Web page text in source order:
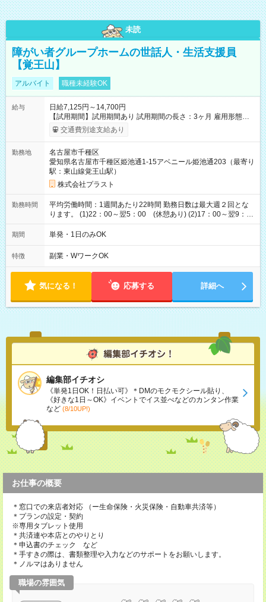
未読
障がい者グループホームの世話人・生活支援員
【覚王山】
アルバイト 職種未経験OK
給与
日給7,125円～14,700円
【試用期間】試用期間あり 試用期間の長さ：3ヶ月 雇用形態、
給与は本採用時と同じです。
交通費別途支給あり
勤務地
名古屋市千種区
愛知県名古屋市千種区姫池通1-15アベニール姫池通203（最寄り
駅：東山線覚王山駅）
株式会社プラスト
勤務時間
平均労働時間：1週間あたり22時間 勤務日数は最大週２回とな
ります。 (1)22：00～翌5：00 (休憩あり) (2)17：00～翌9：
00 (休憩あり) ３６協定提出済 平均労働時間：1週間あたり22
時間 勤務日数は最大週２回となります。 (1)22：00～翌5：00
期間 単発・1日のみOK
特徴 副業・WワークOK
気になる！ 応募する 詳細へ
編集部イチオシ
《単発1日OK！日払い可》＊DMのモクモクシール貼り、
《好きな1日～OK》イベントでイス並べなどのカンタン作業
など (8/10UP!)
お仕事の概要
＊窓口での来店者対応 （ー生命保険・火災保険・自動車共済等）
＊プランの設定・契約
※専用タブレット使用
＊共済連や本店とのやりとり
＊申込書のチェック など
＊手すきの際は、書類整理や入力などのサポートをお願いします。
＊ノルマはありません
職場の雰囲気